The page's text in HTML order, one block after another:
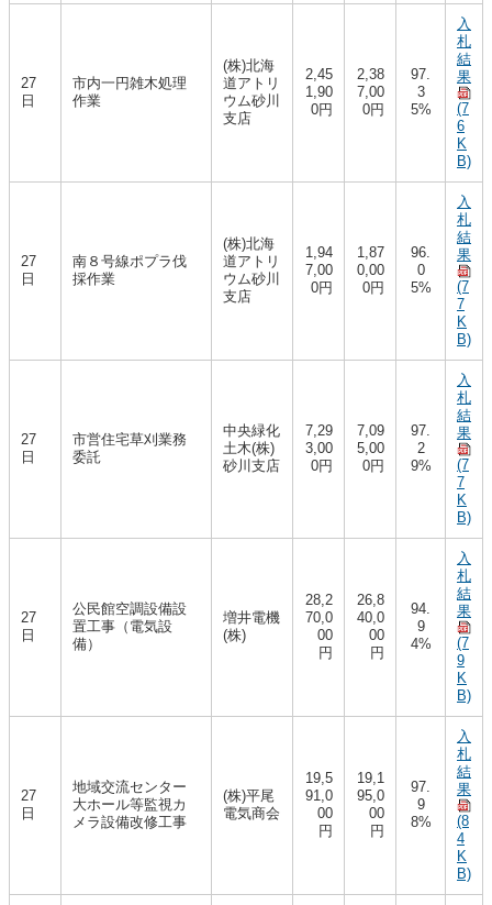
27
日
市内一円雑木処理
作業
(株)北海
道アトリ
ウム砂川
支店
2,45
1,90
0円
2,38
7,00
0円
97.
3
5%
入
札
結
果
(7
6
K
B)
27
日
南８号線ポプラ伐
採作業
(株)北海
道アトリ
ウム砂川
支店
1,94
7,00
0円
1,87
0,00
0円
96.
0
5%
入
札
結
果
(7
7
K
B)
27
日
市営住宅草刈業務
委託
中央緑化
土木(株)
砂川支店
7,29
3,00
0円
7,09
5,00
0円
97.
2
9%
入
札
結
果
(7
7
K
B)
27
日
公民館空調設備設
置工事（電気設
備）
増井電機
(株)
28,2
70,0
00
円
26,8
40,0
00
円
94.
9
4%
入
札
結
果
(7
9
K
B)
27
日
地域交流センター
大ホール等監視カ
メラ設備改修工事
(株)平尾
電気商会
19,5
91,0
00
円
19,1
95,0
00
円
97.
9
8%
入
札
結
果
(8
4
K
B)